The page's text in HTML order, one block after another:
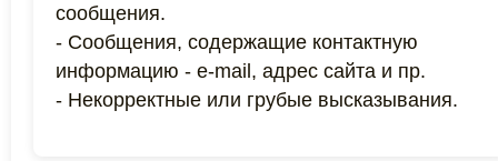
сообщения.
- Сообщения, содержащие контактную
информацию - e-mail, адрес сайта и пр.
- Некорректные или грубые высказывания.